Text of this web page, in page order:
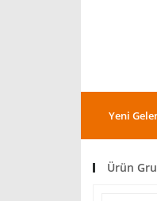
Yeni
Ürün